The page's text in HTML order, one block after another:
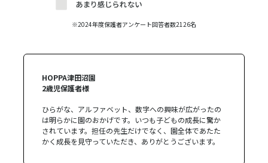
※2024年度保護者アンケート回答者数2126名
HOPPA津田沼園
2歳児保護者様
ひらがな、アルファベット、数字への興味が広がったの
は明らかに園のおかげです。いつも子どもの成長に驚か
されています。担任の先生だけでなく、園全体であたた
かく成長を見守っていただき、ありがとうございます。